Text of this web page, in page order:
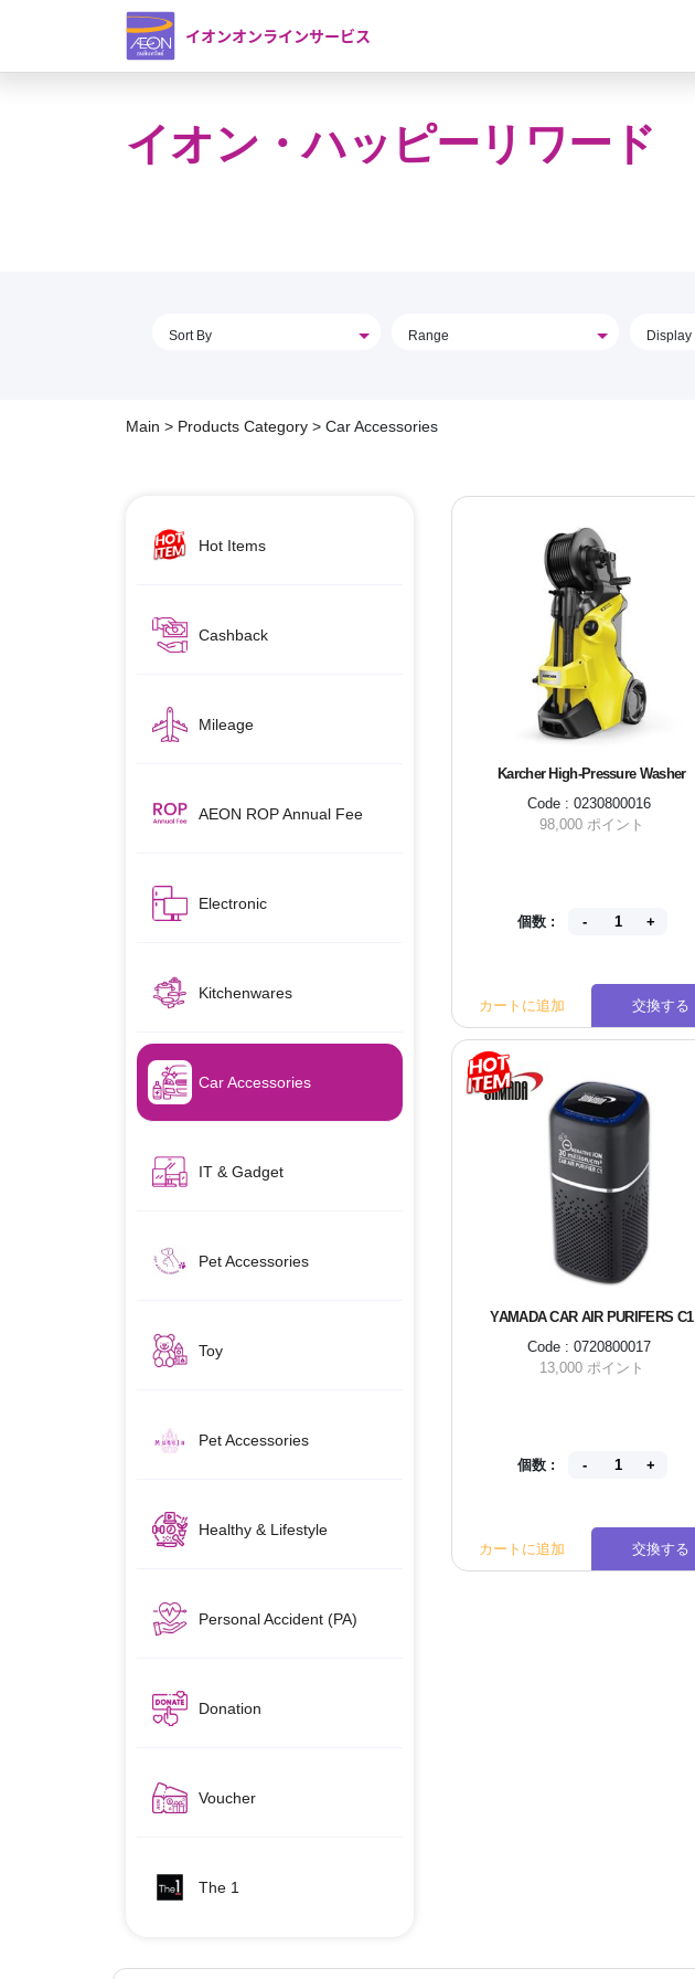
イオンオンラインサービス
イオン・ハッピーリワード
Sort By Range Display
Main > Products Category > Car Accessories
Hot Items
Cashback
Mileage
AEON ROP Annual Fee
Electronic
Kitchenwares
Car Accessories
IT & Gadget
Pet Accessories
Toy
Pet Accessories
Healthy & Lifestyle
Personal Accident (PA)
Donation
Voucher
The 1
Karcher High-Pressure Washer
Code : 0230800016
98,000 ポイント
個数 :
カートに追加 交換する
YAMADA CAR AIR PURIFERS C1
Code : 0720800017
13,000 ポイント
個数 :
カートに追加 交換する